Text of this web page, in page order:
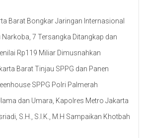
Barat Bongkar Jaringan Internasional
7 Tersangka Ditangkap dan
Rp119 Miliar Dimusnahkan
Barat Tinjau SPPG dan Panen
SPPG Polri Palmerah
dan Umara, Kapolres Metro Jakarta
S.H., S.I.K., M.H Sampaikan Khotbah